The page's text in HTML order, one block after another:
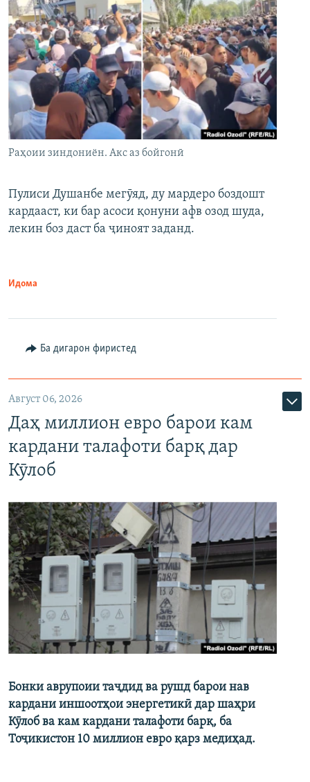
Раҳоии зиндониён. Акс аз бойгонӣ
Пулиси Душанбе мегӯяд, ду мардеро боздошт
кардааст, ки бар асоси қонуни афв озод шуда,
лекин боз даст ба ҷиноят заданд.
Идома
Ба дигарон фиристед
Август 06, 2026
Даҳ миллион евро барои кам
кардани талафоти барқ дар
Кӯлоб
Бонки аврупоии таҷдид ва рушд барои нав
кардани иншоотҳои энергетикӣ дар шаҳри
Кӯлоб ва кам кардани талафоти барқ, ба
Тоҷикистон 10 миллион евро қарз медиҳад.